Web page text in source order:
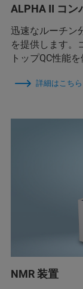
ALPHA II コン
迅速なルーチン
を提供します。
トップQC性能
詳細はこちら
NMR 装置